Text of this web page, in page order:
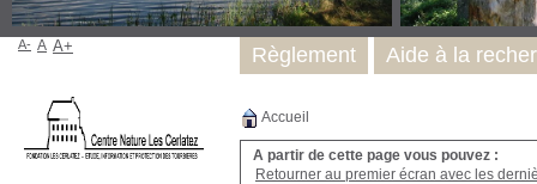
Accueil
A partir de cette page vous pouvez :
Retourner au premier écran avec les
Règlement Aide à la
A- A A+